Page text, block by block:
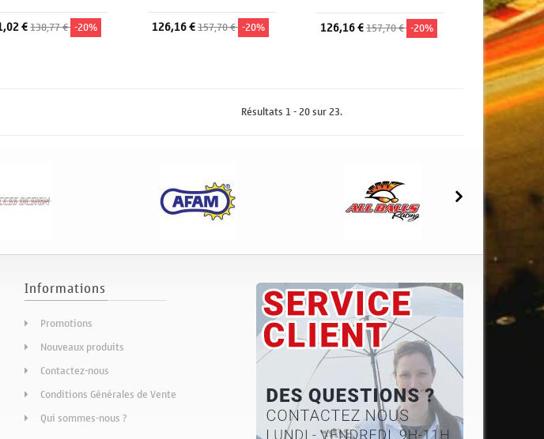
€138,77 € -20%
126,16 €157,70 € -20%
126,16 €157,70 € -20%
Résultats 1 - 20 sur 23.
Informations
Promotions
Nouveaux produits
Contactez-nous
Conditions Générales de Vente
Qui sommes-nous ?